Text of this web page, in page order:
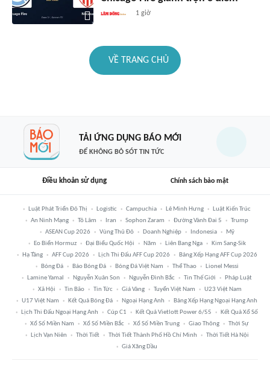
1 giờ
VỀ TRANG CHỦ
TẢI ỨNG DỤNG BÁO MỚI
ĐỂ KHÔNG BỎ SÓT TIN TỨC
Điều khoản sử dụng Chính sách bảo mật
Luật Phát Triển Đô Thị Logistic Campuchia Lê Minh Hưng
Luật Kiến Trúc
An Ninh Mạng
Tô Lâm Iran Sophon Zaram Đường Vành Đai 5
Trump
ASEAN Cup 2026
Vùng Thủ Đô Doanh Nghiệp Indonesia
Mỹ
Eo Biển Hormuz
Đại Biểu Quốc Hội Năm Liên Bang Nga
Kim Sang-Sik
Hạ Tầng
AFF Cup 2026 Lịch Thi Đấu AFF Cup 2026
Bảng Xếp Hạng AFF Cup 2026
Bóng Đá
Báo Bóng Đá Bóng Đá Việt Nam Thể Thao
Lionel Messi
Lamine Yamal
Nguyễn Xuân Son Nguyễn Đình Bắc Tin Thế Giới
Pháp Luật
Xã Hội
Tin Bão Tin Tức Giá Vàng Tuyển Việt Nam
U23 Việt Nam
U17 Việt Nam
Kết Quả Bóng Đá Ngoại Hạng Anh
Bảng Xếp Hạng Ngoại Hạng Anh
Lịch Thi Đấu Ngoại Hạng Anh
Cúp C1 Kết Quả Vietlott Power 6/55
Kết Quả Xổ Số
Xổ Số Miền Nam
Xổ Số Miền Bắc Xổ Số Miền Trung Giao Thông
Thời Sự
Lịch Vạn Niên
Thời Tiết Thời Tiết Thành Phố Hồ Chí Minh
Thời Tiết Hà Nội
Giá Xăng Dầu